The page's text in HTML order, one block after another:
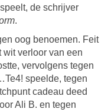
de schrijver
.
oog benoemen. Feit
wit verloor van een
vervolgens tegen
speelde, tegen
cadeau deed
Ali B. en tegen